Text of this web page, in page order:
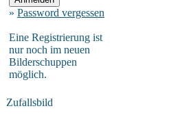
» Password vergessen
Eine Registrierung ist
nur noch im neuen
Bilderschuppen
möglich.
Zufallsbild